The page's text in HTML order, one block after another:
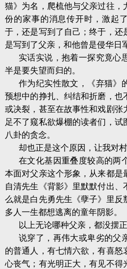
猫》为名，爬梳他与父亲过往，
份的家事的消息传开时，激起
于，还是写到了自己；终于，还
是写到了父亲，和他曾是侵华日
实话实说，抱着一探究竟心
半是要失望而归的。
作为纪实性散文，《弃猫》
预想中的挣扎、纠结和折磨，也
或决裂，甚至在故事性和戏剧张
足不了窥私欲爆棚的读者们，
八卦的贪念。
却也正是这个原因，让我对
在文化基因重叠度较高的两
本面对父亲这个形象，从来都是
自清先生《背影》里默默付出
么就是白先勇先生《孽子》里反
多人一生都想逃离的童年阴影。
以上无论哪种父亲，都没摆
说穿了，再伟大或卑劣的父
的普通人，有七情六欲，有喜怒
心丧气；有光明正大，有见不得